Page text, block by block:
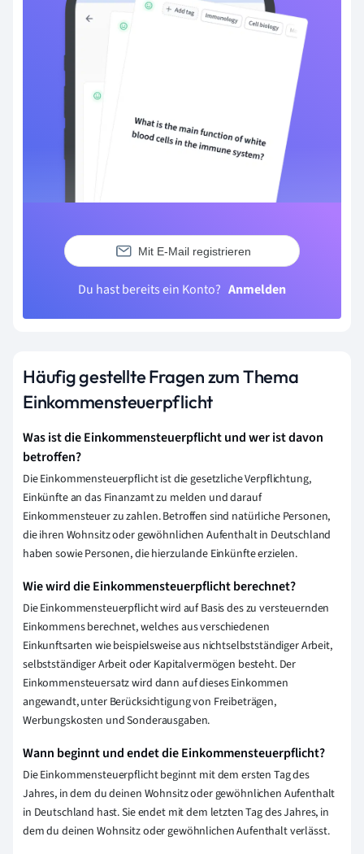
Mit E-Mail registrieren
Du hast bereits ein Konto? Anmelden
Häufig gestellte Fragen zum Thema
Einkommensteuerpflicht
Was ist die Einkommensteuerpflicht und wer ist davon
betroffen?
Die Einkommensteuerpflicht ist die gesetzliche Verpflichtung,
Einkünfte an das Finanzamt zu melden und darauf
Einkommensteuer zu zahlen. Betroffen sind natürliche Personen,
die ihren Wohnsitz oder gewöhnlichen Aufenthalt in Deutschland
haben sowie Personen, die hierzulande Einkünfte erzielen.
Wie wird die Einkommensteuerpflicht berechnet?
Die Einkommensteuerpflicht wird auf Basis des zu versteuernden
Einkommens berechnet, welches aus verschiedenen
Einkunftsarten wie beispielsweise aus nichtselbstständiger Arbeit,
selbstständiger Arbeit oder Kapitalvermögen besteht. Der
Einkommensteuersatz wird dann auf dieses Einkommen
angewandt, unter Berücksichtigung von Freibeträgen,
Werbungskosten und Sonderausgaben.
Wann beginnt und endet die Einkommensteuerpflicht?
Die Einkommensteuerpflicht beginnt mit dem ersten Tag des
Jahres, in dem du deinen Wohnsitz oder gewöhnlichen Aufenthalt
in Deutschland hast. Sie endet mit dem letzten Tag des Jahres, in
dem du deinen Wohnsitz oder gewöhnlichen Aufenthalt verlässt.